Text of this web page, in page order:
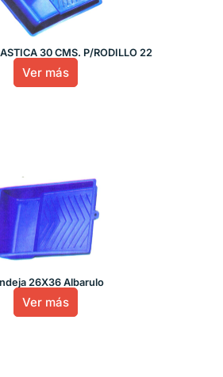
30 CMS. P/RODILLO 22
Ver más
26X36 Albarulo
Ver más